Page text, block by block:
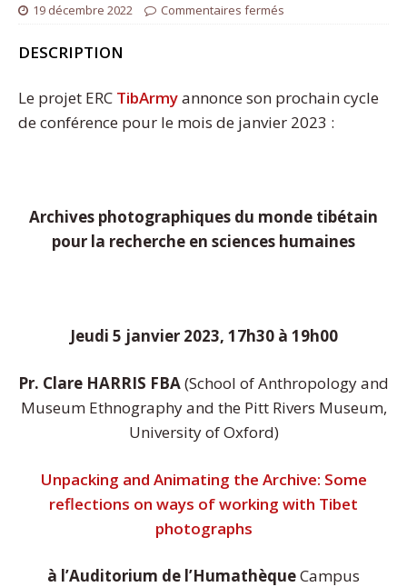
19 décembre 2022 Commentaires fermés
DESCRIPTION
Le projet ERC TibArmyannonce son prochain cycle
de conférence pour le mois de janvier 2023 :
Archives photographiques du monde tibétain
pour la recherche en sciences humaines
Jeudi 5 janvier 2023, 17h30 à 19h00
Pr. Clare HARRIS FBA(School of Anthropology and
Museum Ethnography and the Pitt Rivers Museum,
University of Oxford)
Unpacking and Animating the Archive: Some
reflections on ways of working with Tibet
photographs
à l’Auditorium de l’HumathèqueCampus